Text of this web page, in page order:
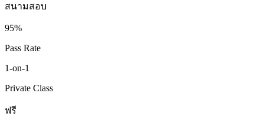
สนามสอบ
95%
Pass Rate
1-on-1
Private Class
ฟรี